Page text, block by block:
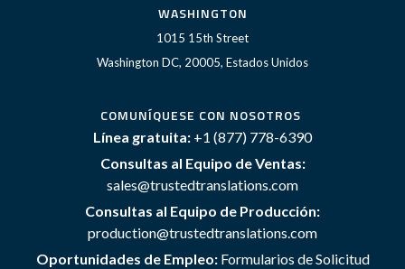
WASHINGTON
1015 15th Street
Washington DC, 20005, Estados Unidos
COMUNÍQUESE CON NOSOTROS
Línea gratuita: +1 (877) 778-6390
Consultas al Equipo de Ventas:
sales@trustedtranslations.com
Consultas al Equipo de Producción:
production@trustedtranslations.com
Oportunidades de Empleo: Formularios de Solicitud